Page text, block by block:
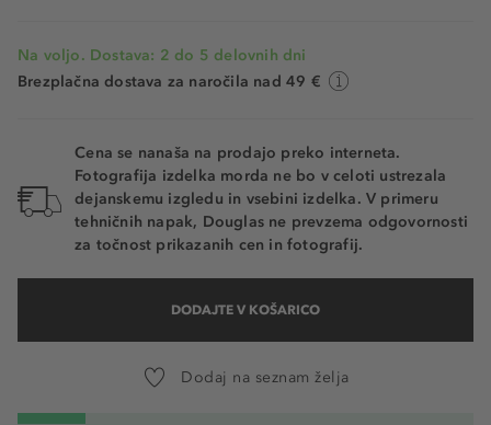
Na voljo. Dostava: 2 do 5 delovnih dni
Brezplačna dostava za naročila nad 49 €
Cena se nanaša na prodajo preko interneta.
Fotografija izdelka morda ne bo v celoti ustrezala
dejanskemu izgledu in vsebini izdelka. V primeru
tehničnih napak, Douglas ne prevzema odgovornosti
za točnost prikazanih cen in fotografij.
DODAJTE V KOŠARICO
Dodaj na seznam želja